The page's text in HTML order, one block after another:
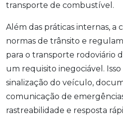
transporte de combustível.
Além das práticas internas, a
normas de trânsito e
para o transporte rodoviário
um requisito inegociável.
sinalização do veículo,
comunicação de
rastreabilidade e resposta